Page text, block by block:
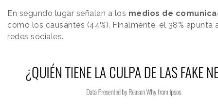
En segundo lugar señalan a los medios de
como los causantes (44%). Finalmente, el 38% apunta
redes sociales.